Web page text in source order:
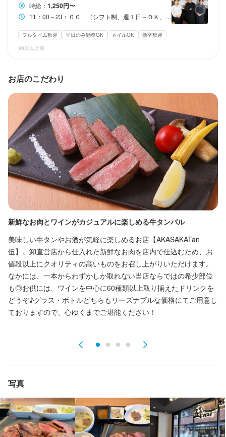
ヘルプ・お問い合わせフォーム
掲載をご検討の店舗様へ
食べログ求人PRESS
利用規約
企業情報
時給： 1,250円〜
11：00～23：００ （シフト制、週１日～ＯＫ、１日３時間～ＯＫ）
フルタイム歓迎 平日のみ勤務OK ネイルOK
新卒歓迎
30日以上前
お店のこだわり
新鮮なお肉とワインがカジュアルに楽しめる牛タンバル
美味しい牛タンやお酒が気軽に楽しめるお店【AKASAKATan
伍】。卸直営店から仕入れた新鮮なお肉を店内で仕込むため、お
値段以上にクオリティの高いものをお召し上がりいただけます。
なかには、一本からわずかしか取れない当店ならではの希少部位
も◎お供には、ワインを中心に60種類以上取り揃えたドリンクを
どうぞ♪グラス・ボトルどちらもリーズナブルな価格にてご用意し
ておりますので、心ゆくまでご堪能ください！
写真
ホールスタッフ・サービススタッフ
時給1,250円〜
研修期間
研修期間１００時間勤務　時給1200円
給与補足
交通費支給　１カ月上限２万円
勤務時間
11：00～23：００　（シフト制、週１日～ＯＫ、１日３時間～Ｏ
ランチタイムのみ勤務OK 終電考慮あり ダブルワーク・副業OK
フルタイム歓迎
シフト制
休日・休暇
半月ごとのシフト制
平日のみ勤務OK(土日休み) 土日祝のみ勤務OK
社会保険完備（厚生年金、雇用保険、健康保険、労災保険）
まかない・食事補助あり
社内イベントあり(旅行、BBQ等)
ひげOK
ネイルOK ピアスOK
特徴